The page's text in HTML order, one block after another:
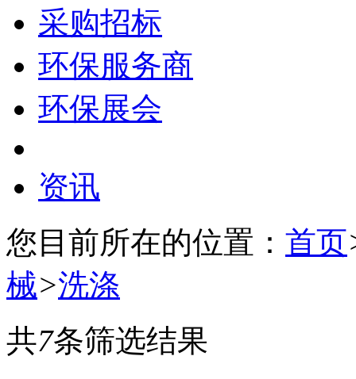
采购招标
环保服务商
环保展会
资讯
您目前所在的位置： 首页
械>洗涤
共7条筛选结果